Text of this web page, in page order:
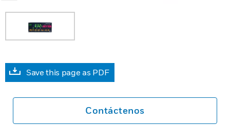
Save this page as PDF
Contáctenos